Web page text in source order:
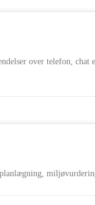
over telefon, chat